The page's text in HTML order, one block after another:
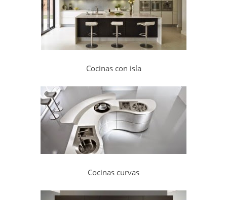
Cocinas con isla
Cocinas curvas